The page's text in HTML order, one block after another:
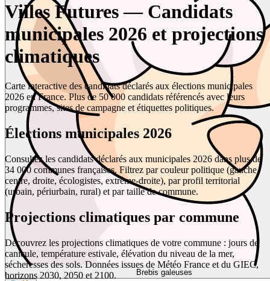
Brebis galeuses
Villes Futures — Candidats
municipales 2026 et projections
climatiques
Carte interactive des candidats déclarés aux élections municipales
2026 en France. Plus de 50 000 candidats référencés avec leurs
programmes, sites de campagne et étiquettes politiques.
Élections municipales 2026
Consultez les candidats déclarés aux municipales 2026 dans plus de
34 000 communes françaises. Filtrez par couleur politique (gauche,
centre, droite, écologistes, extrême-droite), par profil territorial
(urbain, périurbain, rural) et par taille de commune.
Projections climatiques par commune
Découvrez les projections climatiques de votre commune : jours de
canicule, température estivale, élévation du niveau de la mer,
sécheresses des sols. Données issues de Météo France et du GIEC,
horizons 2030, 2050 et 2100.